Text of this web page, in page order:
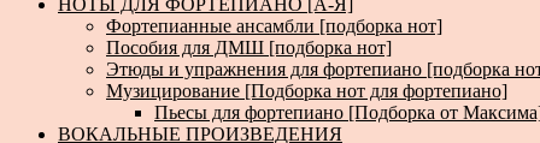
НОТЫ ДЛЯ ФОРТЕПИАНО [А-Я]
Фортепианные ансамбли [подборка нот]
Пособия для ДМШ [подборка нот]
Этюды и упражнения для фортепиано [подборка
Музицирование [Подборка нот для фортепиано]
Пьесы для фортепиано [Подборка от
ВОКАЛЬНЫЕ ПРОИЗВЕДЕНИЯ